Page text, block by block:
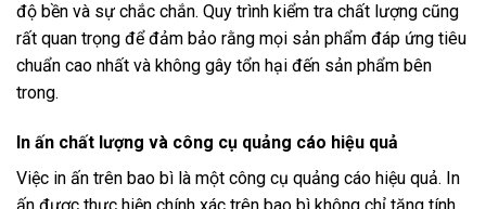
độ bền và sự chắc chắn. Quy trình kiểm tra chất lượng cũng
rất quan trọng để đảm bảo rằng mọi sản phẩm đáp ứng tiêu
chuẩn cao nhất và không gây tổn hại đến sản phẩm bên
trong.
In ấn chất lượng và công cụ quảng cáo hiệu quả
Việc in ấn trên bao bì là một công cụ quảng cáo hiệu quả. In